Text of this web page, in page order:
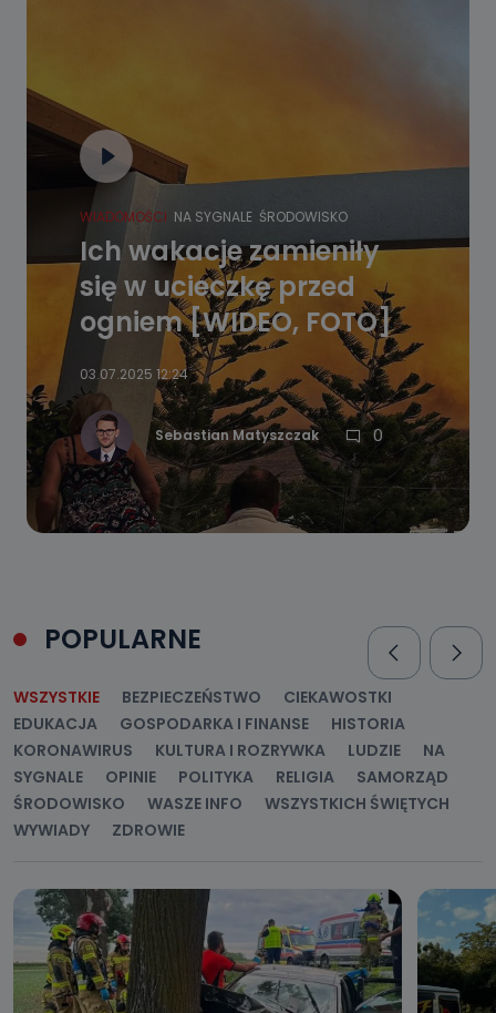
WIADOMOŚCI NA SYGNALE ŚRODOWISKO
Ich wakacje zamieniły
się w ucieczkę przed
ogniem [WIDEO, FOTO]
03.07.2025 12:24
Sebastian Matyszczak 0
POPULARNE
WSZYSTKIE BEZPIECZEŃSTWO
CIEKAWOSTKI
EDUKACJA
GOSPODARKA I FINANSE
HISTORIA
KORONAWIRUS
KULTURA I ROZRYWKA LUDZIE
NA
SYGNALE
OPINIE POLITYKA RELIGIA
SAMORZĄD
ŚRODOWISKO
WASZE INFO
WSZYSTKICH ŚWIĘTYCH
WYWIADY
ZDROWIE